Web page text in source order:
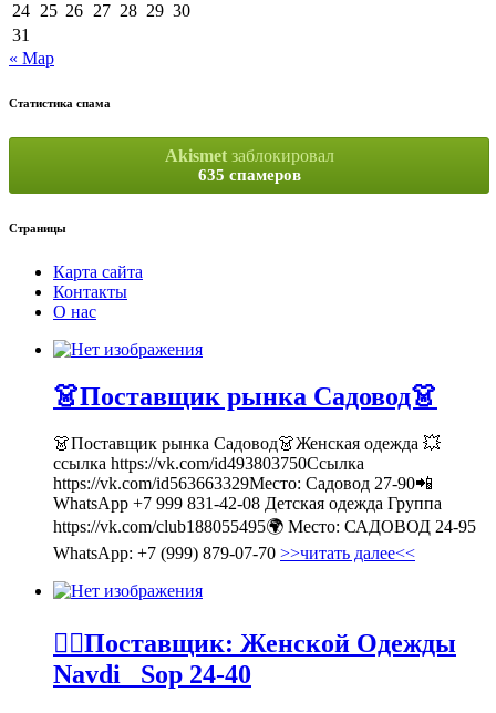
24 25 26 27 28 29 30
31
« Мар
Статистика спама
Akismetзаблокировал
635 спамеров
Страницы
Карта сайта
Контакты
О нас
👗Поставщик рынка Садовод👗
👗Поставщик рынка Садовод👗Женская одежда 💥
ссылка https://vk.com/id493803750Ссылка
https://vk.com/id563663329Место: Садовод 27-90📲
WhatsApp +7 999 831-42-08 Детская одежда Группа
https://vk.com/club188055495🌍 Место: САДОВОД 24-95
WhatsApp: +7 (999) 879-07-70 >>читать далее<<
💁‍♂Поставщик: Женской Одежды
Navdi _Sop 24-40